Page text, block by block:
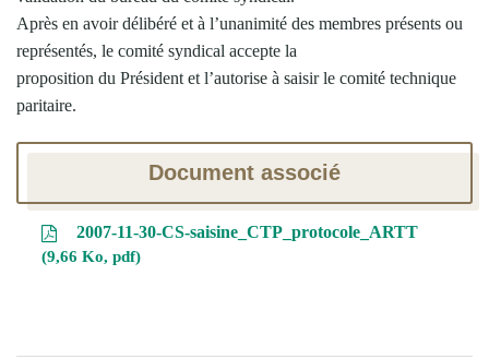
Après en avoir délibéré et à l’unanimité des membres présents ou
représentés, le comité syndical accepte la
proposition du Président et l’autorise à saisir le comité technique
paritaire.
Document associé
2007-11-30-CS-saisine_CTP_protocole_ARTT
9,66 Ko, pdf